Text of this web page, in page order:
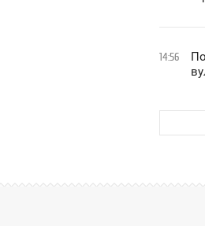
14:56